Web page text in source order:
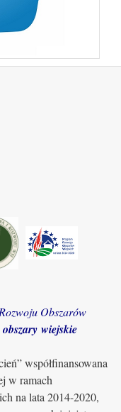
Obszarów
wiejskie
współfinansowana
w ramach
na lata 2014-2020,